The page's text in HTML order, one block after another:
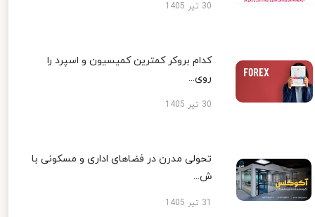
30 تیر 1405
کدام بروکر کمترین کمیسیون و اسپرد را
روی...
30 تیر 1405
تحولی مدرن در فضاهای اداری و مسکونی با
ش...